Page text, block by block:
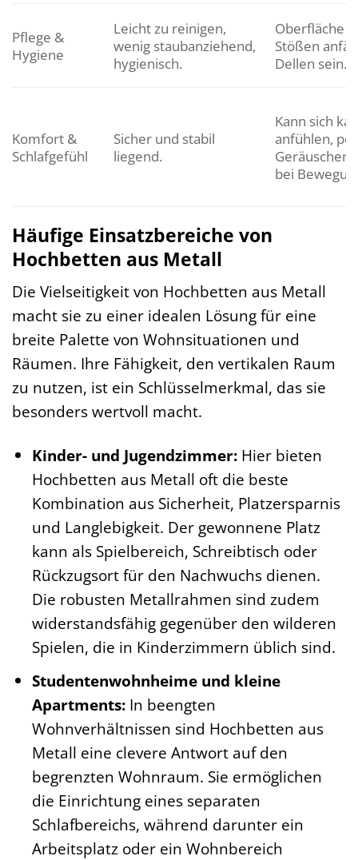
Pflege &
Hygiene
Leicht zu reinigen,
wenig staubanziehend,
hygienisch.
Oberfläche
Stößen
Dellen sein.
Komfort &
Schlafgefühl
Sicher und stabil
liegend.
Kann sich kalt
anfühlen,
bei
Häufige Einsatzbereiche von
Hochbetten aus Metall
Die Vielseitigkeit von Hochbetten aus Metall
macht sie zu einer idealen Lösung für eine
breite Palette von Wohnsituationen und
Räumen. Ihre Fähigkeit, den vertikalen Raum
zu nutzen, ist ein Schlüsselmerkmal, das sie
besonders wertvoll macht.
Kinder- und Jugendzimmer: Hier bieten
Hochbetten aus Metall oft die beste
Kombination aus Sicherheit, Platzersparnis
und Langlebigkeit. Der gewonnene Platz
kann als Spielbereich, Schreibtisch oder
Rückzugsort für den Nachwuchs dienen.
Die robusten Metallrahmen sind zudem
widerstandsfähig gegenüber den wilderen
Spielen, die in Kinderzimmern üblich sind.
Studentenwohnheime und kleine
Apartments: In beengten
Wohnverhältnissen sind Hochbetten aus
Metall eine clevere Antwort auf den
begrenzten Wohnraum. Sie ermöglichen
die Einrichtung eines separaten
Schlafbereichs, während darunter ein
Arbeitsplatz oder ein Wohnbereich